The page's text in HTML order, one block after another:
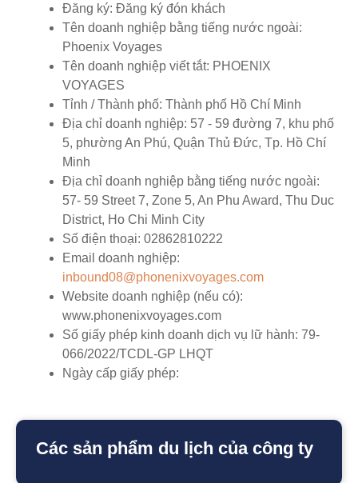
Đăng ký: Đăng ký đón khách
Tên doanh nghiệp bằng tiếng nước ngoài:
Phoenix Voyages
Tên doanh nghiệp viết tắt: PHOENIX
VOYAGES
Tỉnh / Thành phố: Thành phố Hồ Chí Minh
Địa chỉ doanh nghiệp: 57 - 59 đường 7, khu phố
5, phường An Phú, Quận Thủ Đức, Tp. Hồ Chí
Minh
Địa chỉ doanh nghiệp bằng tiếng nước ngoài:
57- 59 Street 7, Zone 5, An Phu Award, Thu Duc
District, Ho Chi Minh City
Số điện thoại: 02862810222
Email doanh nghiệp:
inbound08@phonenixvoyages.com
Website doanh nghiệp (nếu có):
www.phonenixvoyages.com
Số giấy phép kinh doanh dịch vụ lữ hành: 79-
066/2022/TCDL-GP LHQT
Ngày cấp giấy phép:
Các sản phẩm du lịch của công ty